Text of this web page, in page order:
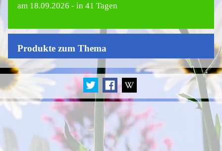
Glasbehälter.
am 18.09.2026 - in 41 Tagen
Produkte zum Thema